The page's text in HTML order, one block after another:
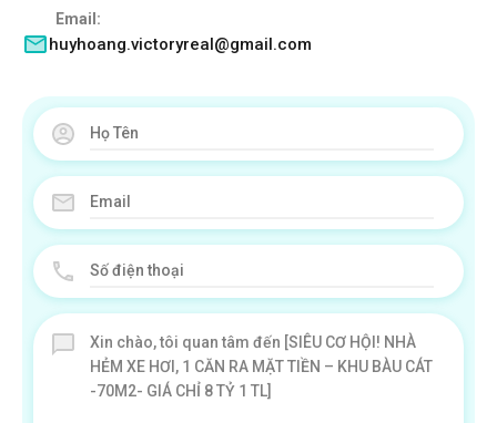
Email:
huyhoang.victoryreal@gmail.com